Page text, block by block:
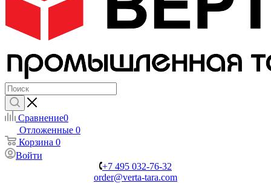
Сравнение0
Отложенные 0
Корзина 0
Войти
+7 495 032-76-32
order@verta-tara.com